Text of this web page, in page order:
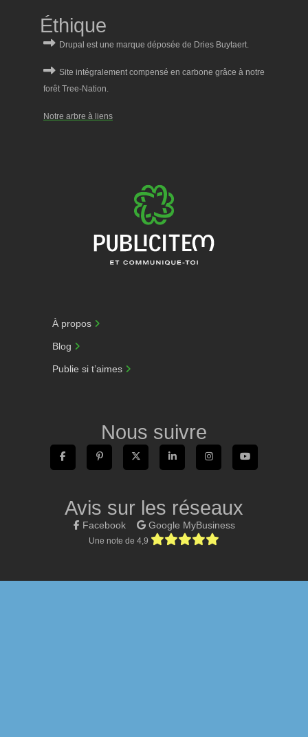
Éthique
Notre arbre à liens
À propos
Blog
Publie si t’aimes
Nous suivre
Avis sur les réseaux
Facebook Google MyBusiness
Une note de 4,9